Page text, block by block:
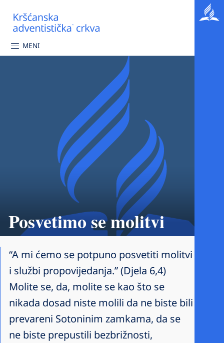
MENI
Posvetimo se molitvi
“A mi ćemo se potpuno posvetiti molitvi
i službi propovijedanja.” (Djela 6,4)
Molite se, da, molite se kao što se
nikada dosad niste molili da ne biste bili
prevareni Sotoninim zamkama, da se
ne biste prepustili bezbrižnosti,